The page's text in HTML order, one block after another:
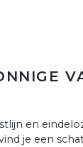
en
je een